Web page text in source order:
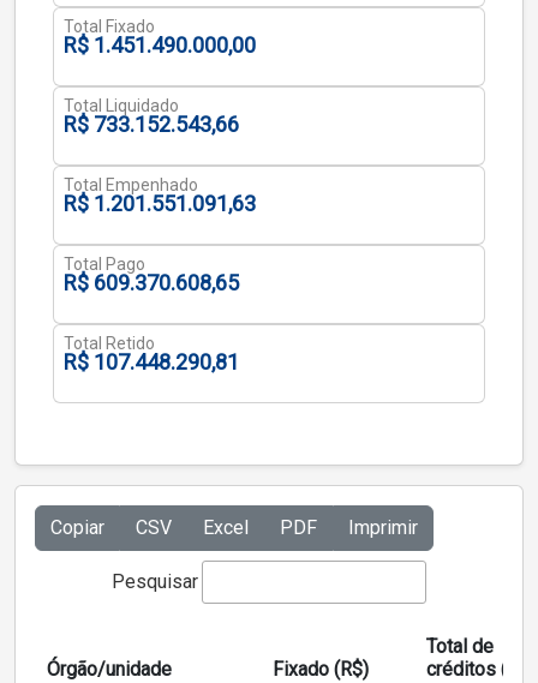
Total Fixado
R$ 1.451.490.000,00
Total Liquidado
R$ 733.152.543,66
Total Empenhado
R$ 1.201.551.091,63
Total Pago
R$ 609.370.608,65
Total Retido
R$ 107.448.290,81
Copiar CSV Excel PDF Imprimir
Pesquisar
Órgão/unidade Fixado (R$)
Total de
créditos (R$)